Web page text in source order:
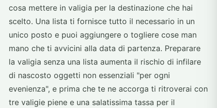
cosa mettere in valigia per la destinazione che hai
scelto. Una lista ti fornisce tutto il necessario in un
unico posto e puoi aggiungere o togliere cose man
mano che ti avvicini alla data di partenza. Preparare
la valigia senza una lista aumenta il rischio di infilare
di nascosto oggetti non essenziali "per ogni
evenienza", e prima che te ne accorga ti ritroverai con
tre valigie piene e una salatissima tassa per il